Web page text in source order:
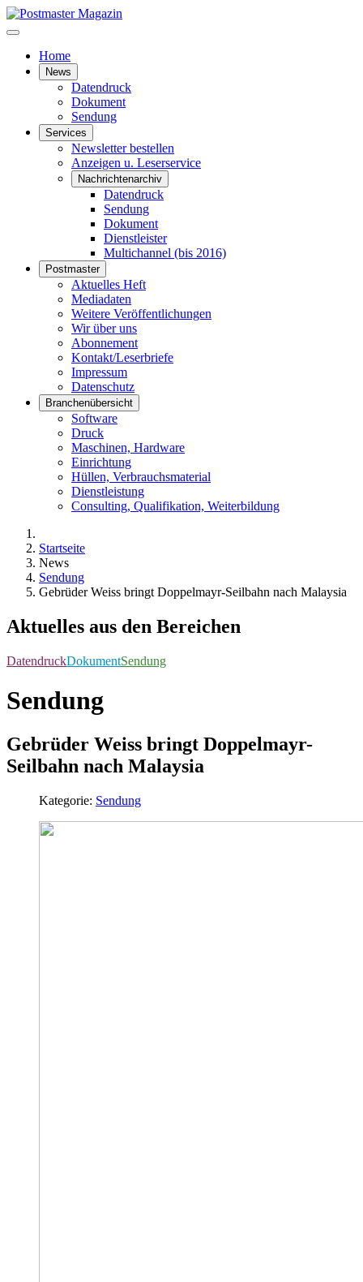
Home
News
Datendruck
Dokument
Sendung
Services
Newsletter bestellen
Anzeigen u. Leserservice
Nachrichtenarchiv
Datendruck
Sendung
Dokument
Dienstleister
Multichannel (bis 2016)
Postmaster
Aktuelles Heft
Mediadaten
Weitere Veröffentlichungen
Wir über uns
Abonnement
Kontakt/Leserbriefe
Impressum
Datenschutz
Branchenübersicht
Software
Druck
Maschinen, Hardware
Einrichtung
Hüllen, Verbrauchsmaterial
Dienstleistung
Consulting, Qualifikation, Weiterbildung
Startseite
News
Sendung
Gebrüder Weiss bringt Doppelmayr-Seilbahn nach Malaysia
Aktuelles aus den Bereichen
DatendruckDokumentSendung
Sendung
Gebrüder Weiss bringt Doppelmayr-
Seilbahn nach Malaysia
Kategorie: Sendung